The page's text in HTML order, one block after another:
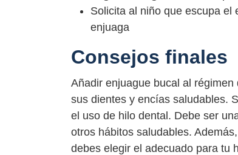
Solicita al niño que escupa el
enjuaga
Consejos finales
Añadir enjuague bucal al
sus dientes y encías saludables.
el uso de hilo dental. Debe ser
otros hábitos saludables.
debes elegir el adecuado para tu